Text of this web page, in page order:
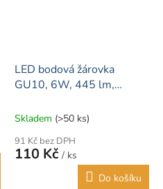
LED bodová žárovka
GU10, 6W, 445 lm,
LED
Skladem (>50 ks)
91 Kč bez DPH
110 Kč / ks
Do košíku